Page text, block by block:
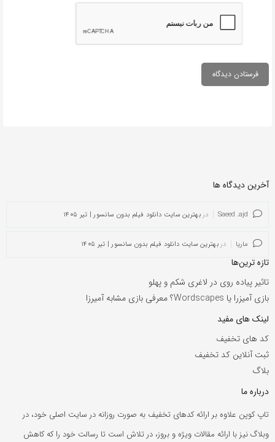
آخرین دیدگاه ها
Saeed .ajd در بهترین سایت دانلود فیلم بدون سانسور | تیر ۱۴۰۵
ماریا در بهترین سایت دانلود فیلم بدون سانسور | تیر ۱۴۰۵
تازه ترین‌ها
تاثیر پیاده روی در لاغری شکم و پهلو
بازی آمیزرا یا Wordscapes؟ معرفی بازی مشابه آمیرزا
لینک های مفید
کد های تخفیف
ثبت آنلاین کد تخفیف
بلاگ
درباره ما
تاپ کوپن علاوه بر ارائه کدهای تخفیف به صورت روزانه در سایت اصلی خود، در
وبلاگ نیز با ارائه مقالات ویژه و بروز، در تلاش است تا رسالت خود را که کاهش